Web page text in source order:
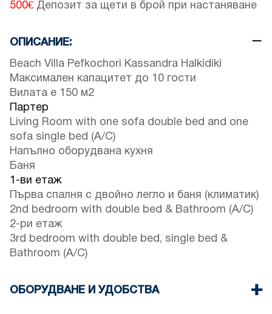
500€ Депозит за щети в брой при настаняване
ОПИСАНИЕ:
Beach Villa Pefkochori Kassandra Halkidiki
Максимален капацитет до 10 гости
Вилата е 150 м2
Партер
Living Room with one sofa double bed and one
sofa single bed (A/C)
Напълно оборудвана кухня
Баня
1-ви етаж
Първа спалня с двойно легло и баня (климатик)
2nd bedroom with double bed & Bathroom (A/C)
2-ри етаж
3rd bedroom with double bed, single bed &
Bathroom (A/C)
ОБОРУДВАНЕ И УДОБСТВА